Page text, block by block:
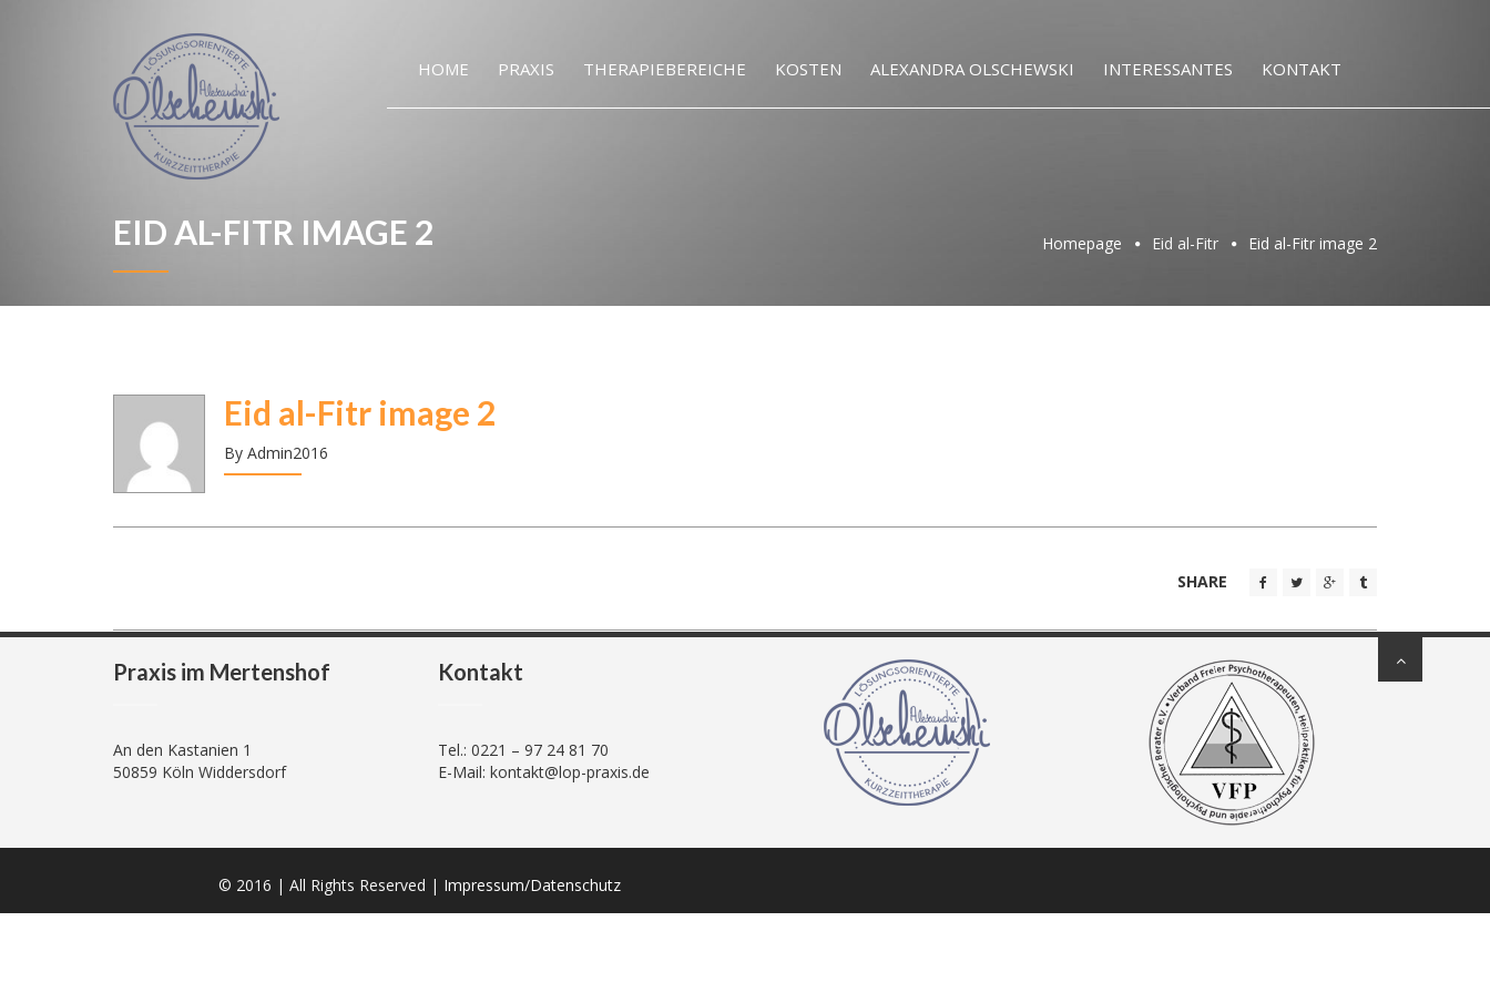
HOME PRAXIS THERAPIEBEREICHE KOSTEN ALEXANDRA OLSCHEWSKI INTERESSANTES KONTAKT
EID AL-FITR IMAGE 2 Homepage Eid al-Fitr Eid al-Fitr image 2
Eid al-Fitr image 2
By Admin2016
SHARE
Praxis im Mertenshof
An den Kastanien 1
50859 Köln Widdersdorf
Kontakt
Tel.: 0221 – 97 24 81 70
E-Mail: kontakt@lop-praxis.de
© 2016 | All Rights Reserved | Impressum/Datenschutz